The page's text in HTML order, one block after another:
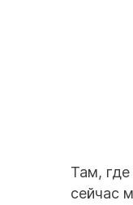
Там,
сейчас